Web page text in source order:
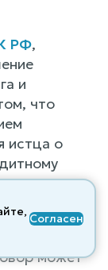
РФ,
и
что
истца о
может
Согласен